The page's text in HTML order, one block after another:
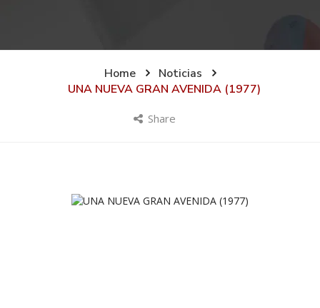
Home
Noticias
UNA NUEVA GRAN AVENIDA (1977)
Share